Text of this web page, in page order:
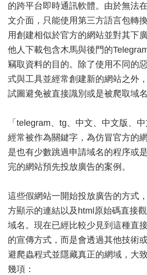
的跨平台即時通訊軟體。由於無法
文介面，只能使用第三方語言包轉
用創建相似於官方的網站並對其下
他人下載包含木馬與後門的
竊取資料的目的。除了使用不同的
式與工具並經常創建新的網站之外
試圖避免被直接識別或是被爬取域名
「telegram、tg、中文、中文版、
經常被作為關鍵字，為仿冒官方的
是也有少數跳過申請域名的程序或
完的網站預先投放廣告的案例。
這些假網站一開始投放廣告的方式
方顯示的連結以及html原始碼直接
域名。現在已經比較少見到這種直
的宣傳方式，而是會透過其他技術
避爬蟲程式並隱藏真正的網域，大
幾項：